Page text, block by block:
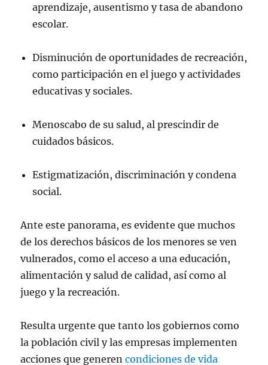
aprendizaje, ausentismo y tasa de abandono
escolar.
Disminución de oportunidades de recreación,
como participación en el juego y actividades
educativas y sociales.
Menoscabo de su salud, al prescindir de
cuidados básicos.
Estigmatización, discriminación y condena
social.
Ante este panorama, es evidente que muchos
de los derechos básicos de los menores se ven
vulnerados, como el acceso a una educación,
alimentación y salud de calidad, así como al
juego y la recreación.
Resulta urgente que tanto los gobiernos como
la población civil y las empresas implementen
acciones que generencondiciones de vida